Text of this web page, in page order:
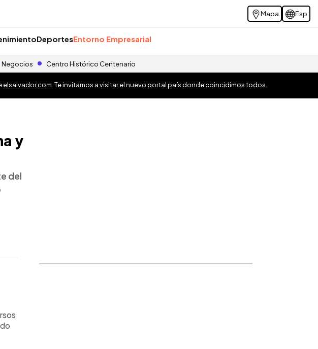
Mapa Esp
DeportesEntorno Empresarial
Negocios Centro Histórico Centenario
elsalvador.com . Te invitamos a visitar el nuevo portal país donde coincidimos todos.
y
del